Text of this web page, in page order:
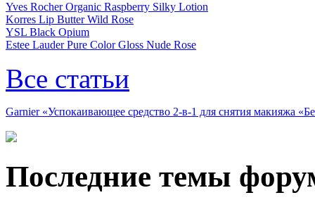
Yves Rocher Organic Raspberry Silky Lotion
Korres Lip Butter Wild Rose
YSL Black Opium
Estee Lauder Pure Color Gloss Nude Rose
Все статьи
Garnier «Успокаивающее средство 2-в-1 для снятия макияжа
Последние темы